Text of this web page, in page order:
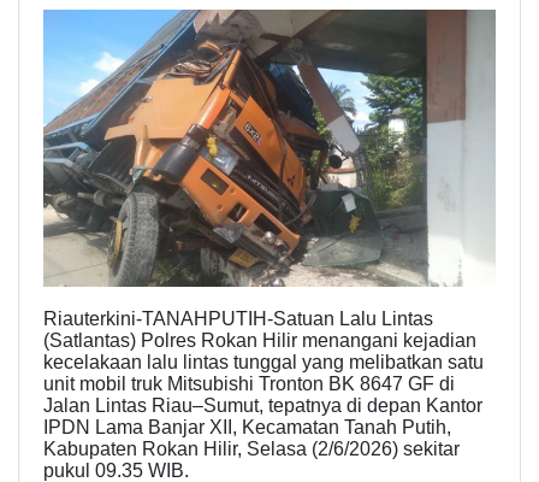
Riauterkini-TANAHPUTIH-Satuan Lalu Lintas
(Satlantas) Polres Rokan Hilir menangani kejadian
kecelakaan lalu lintas tunggal yang melibatkan satu
unit mobil truk Mitsubishi Tronton BK 8647 GF di
Jalan Lintas Riau–Sumut, tepatnya di depan Kantor
IPDN Lama Banjar XII, Kecamatan Tanah Putih,
Kabupaten Rokan Hilir, Selasa (2/6/2026) sekitar
pukul 09.35 WIB.